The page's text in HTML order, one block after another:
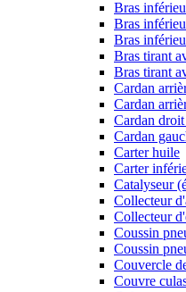
Bras
Bras
Bras
Bras tirant
Bras tirant
Cardan
Cardan
Cardan
Cardan
Carter huile
Carter
Catalyseur
Collecteur
Collecteur
Coussin
Coussin
Couvercle
Couvre